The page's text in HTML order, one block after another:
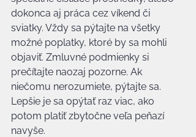
dokonca aj práca cez víkend či
sviatky. Vždy sa pýtajte na všetky
možné poplatky, ktoré by sa mohli
objaviť. Zmluvné podmienky si
prečítajte naozaj pozorne. Ak
niečomu nerozumiete, pýtajte sa.
Lepšie je sa opýtať raz viac, ako
potom platiť zbytočne veľa peňazí
navyše.